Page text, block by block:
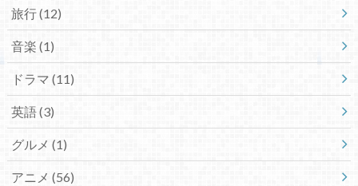
旅行(12)
音楽 (1)
ドラマ (11)
英語(3)
グルメ (1)
アニメ (56)